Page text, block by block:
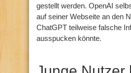
gestellt werden. OpenAI
auf seiner Webseite an den
ChatGPT teilweise falsche
ausspucken könnte.